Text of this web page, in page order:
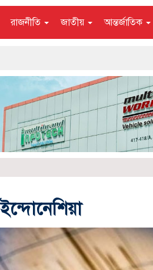
রাজনীতি জাতীয় আন্তর্জাতিক